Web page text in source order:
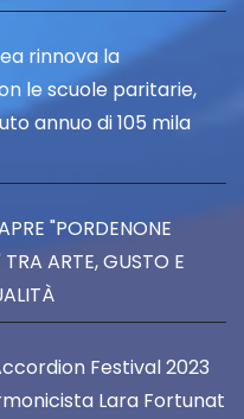
rinnova la
le scuole paritarie,
annuo di 105 mila
"PORDENONE
ARTE, GUSTO E
Festival 2023
Lara Fortunat